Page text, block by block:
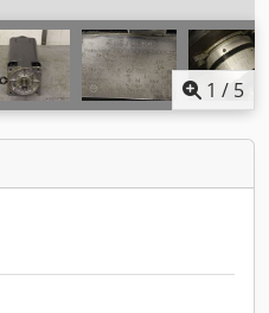
1 / 5